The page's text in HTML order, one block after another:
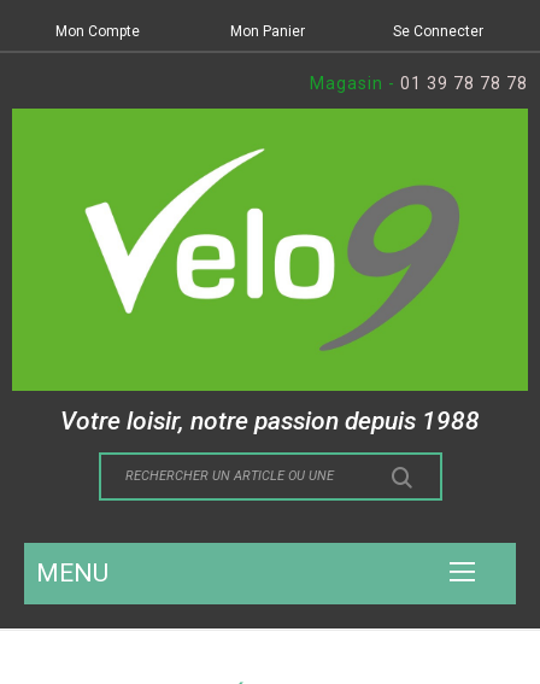
Mon Compte Mon Panier Se Connecter
Magasin - 01 39 78 78 78
Votre loisir, notre passion depuis 1988
MENU